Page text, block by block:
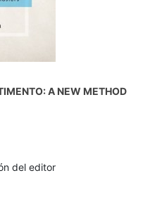
A NEW METHOD
del editor